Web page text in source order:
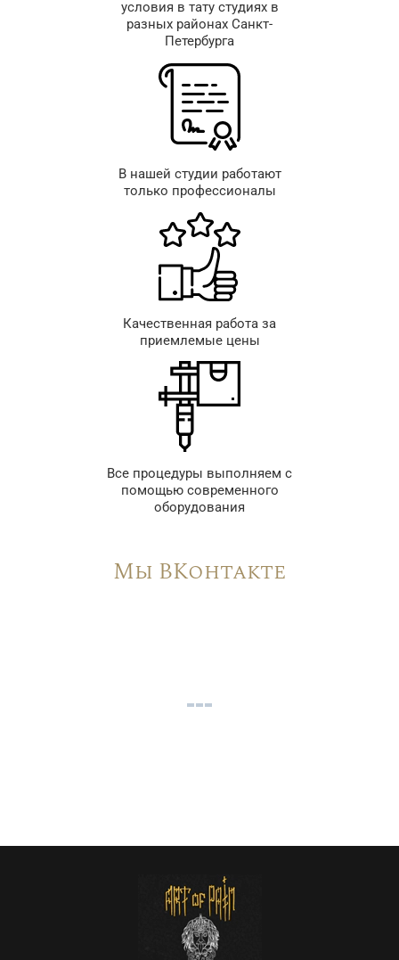
условия в тату студиях в
разных районах Санкт-
Петербурга
В нашей студии работают
только профессионалы
Качественная работа за
приемлемые цены
Все процедуры выполняем с
помощью современного
оборудования
Мы ВКонтакте